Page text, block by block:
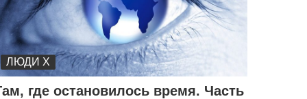
ЛЮДИ Х
где остановилось время. Часть